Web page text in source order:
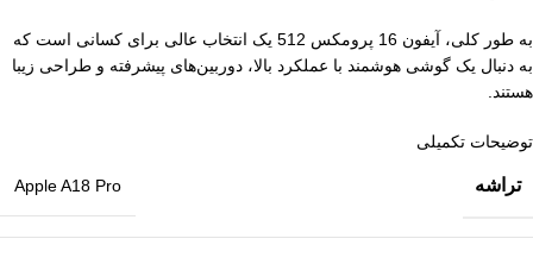
به طور کلی، آیفون 16 پرومکس 512 یک انتخاب عالی برای کسانی است که
به دنبال یک گوشی هوشمند با عملکرد بالا، دوربین‌های پیشرفته و طراحی زیبا
هستند.
توضیحات تکمیلی
تراشه Apple A18 Pro